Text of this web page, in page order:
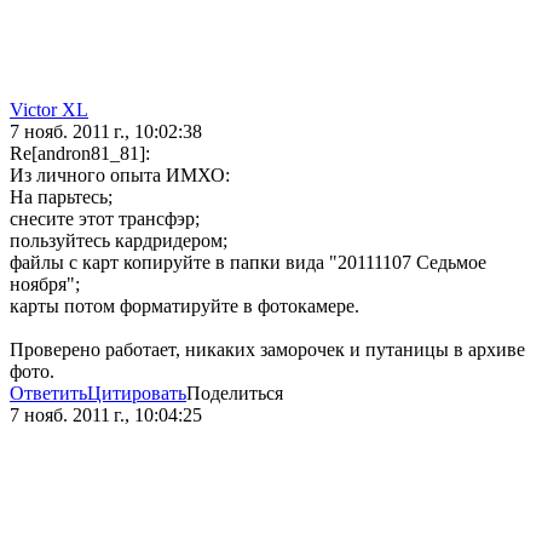
Victor XL
7 нояб. 2011 г., 10:02:38
Re[andron81_81]:
Из личного опыта ИМХО:
На парьтесь;
снесите этот трансфэр;
пользуйтесь кардридером;
файлы с карт копируйте в папки вида "20111107 Седьмое
ноября";
карты потом форматируйте в фотокамере.
Проверено работает, никаких заморочек и путаницы в архиве
фото.
ОтветитьЦитироватьПоделиться
7 нояб. 2011 г., 10:04:25